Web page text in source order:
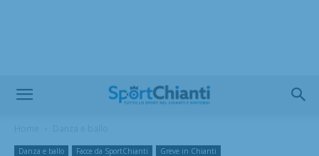
Danza e ballo Facce da SportChianti Greve in Chianti